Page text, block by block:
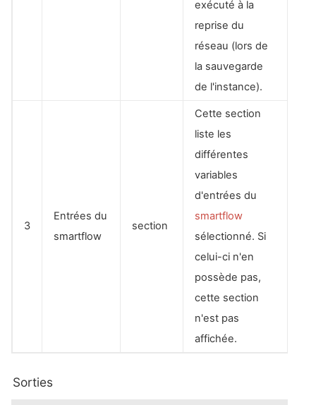
exécuté à la
reprise du
réseau (lors de
la sauvegarde
de l'instance).
3
Entrées du
smartflow
section
Cette section
liste les
différentes
variables
d'entrées du
smartflow
sélectionné. Si
celui-ci n'en
possède pas,
cette section
n'est pas
affichée.
Sorties